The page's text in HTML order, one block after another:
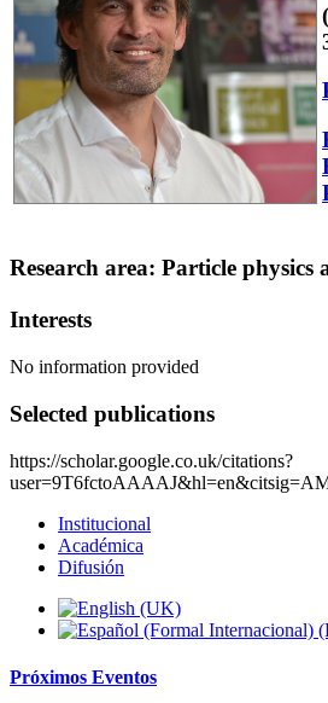
Research area: Particle physics
Interests
No information provided
Selected publications
https://scholar.google.co.uk/citations?
Institucional
Académica
Difusión
Próximos Eventos